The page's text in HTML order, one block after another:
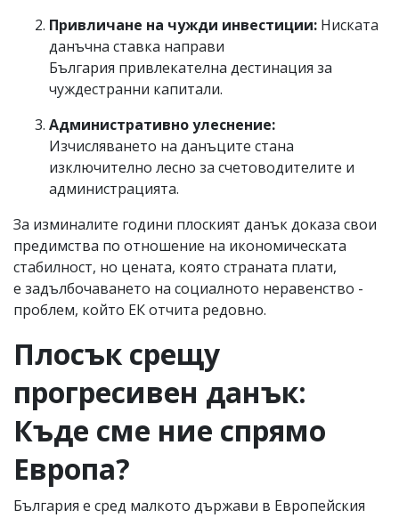
Привличане на чужди инвестиции: Ниската
данъчна ставка направи
България привлекателна дестинация за
чуждестранни капитали.
Административно улеснение:
Изчисляването на данъците стана
изключително лесно за счетоводителите и
администрацията.
За изминалите години плоският данък доказа свои
предимства по отношение на икономическата
стабилност, но цената, която страната плати,
е задълбочаването на социалното неравенство -
проблем, който ЕК отчита редовно.
Плосък срещу
прогресивен данък:
Къде сме ние спрямо
Европа?
България е сред малкото държави в Европейския